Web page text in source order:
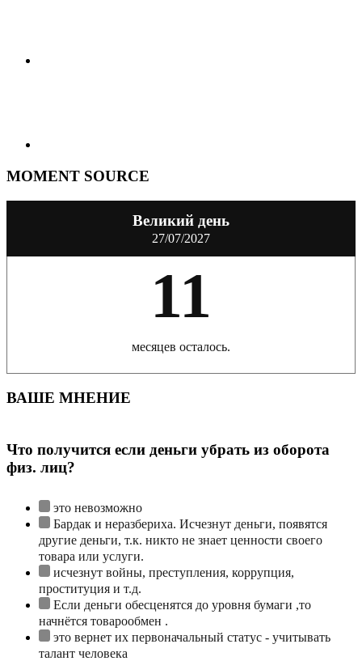
MOMENT SOURCE
Великий день
27/07/2027
11
месяцев осталось.
ВАШЕ МНЕНИЕ
Что получится если деньги убрать из оборота
физ. лиц?
это невозможно
Бардак и неразбериха. Исчезнут деньги, появятся
другие деньги, т.к. никто не знает ценности своего
товара или услуги.
исчезнут войны, преступления, коррупция,
проституция и т.д.
Если деньги обесценятся до уровня бумаги ,то
начнётся товарообмен .
это вернет их первоначальный статус - учитывать
талант человека